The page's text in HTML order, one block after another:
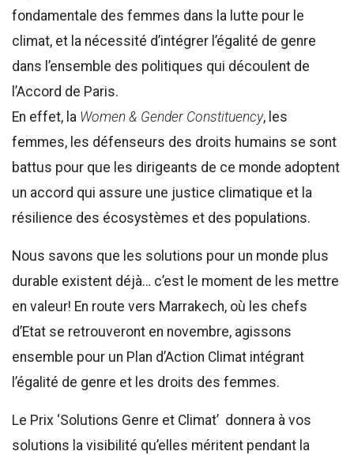
fondamentale des femmes dans la lutte pour le
climat, et la nécessité d’intégrer l’égalité de genre
dans l’ensemble des politiques qui découlent de
l’Accord de Paris.
En effet, la Women & Gender Constituency, les
femmes, les défenseurs des droits humains se sont
battus pour que les dirigeants de ce monde adoptent
un accord qui assure une justice climatique et la
résilience des écosystèmes et des populations.
Nous savons que les solutions pour un monde plus
durable existent déjà… c’est le moment de les mettre
en valeur! En route vers Marrakech, où les chefs
d’Etat se retrouveront en novembre, agissons
ensemble pour un Plan d’Action Climat intégrant
l’égalité de genre et les droits des femmes.
Le Prix ‘Solutions Genre et Climat’ donnera à vos
solutions la visibilité qu’elles méritent pendant la